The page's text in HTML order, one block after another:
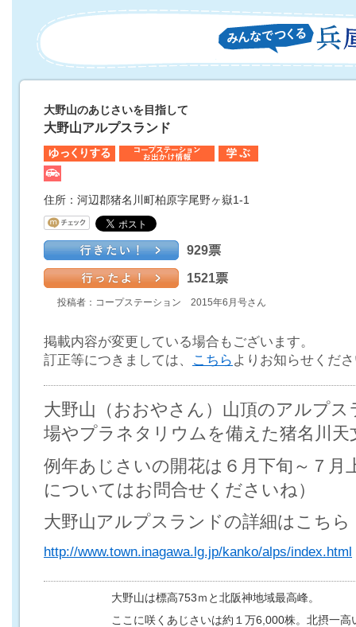
大野山のあじさいを目指して
大野山アルプスランド
住所：河辺郡猪名川町柏原字尾野ヶ嶽1-1
929票
1521票
投稿者：コープステーション 2015年6月号さん
掲載内容が変更している場合もございます。
訂正等につきましては、
こちら よりお知らせくだ
大野山（おおやさん）山頂のアルプ
場やプラネタリウムを備えた猪名川
例年あじさいの開花は６月下旬～７月
についてはお問合せくださいね）
大野山アルプスランドの詳細はこちら
http://www.town.inagawa.lg.jp/kanko/alps/index.html
大野山は標高753ｍと北阪神地域最高峰。
ここに咲くあじさいは約１万6,000株。北摂一高